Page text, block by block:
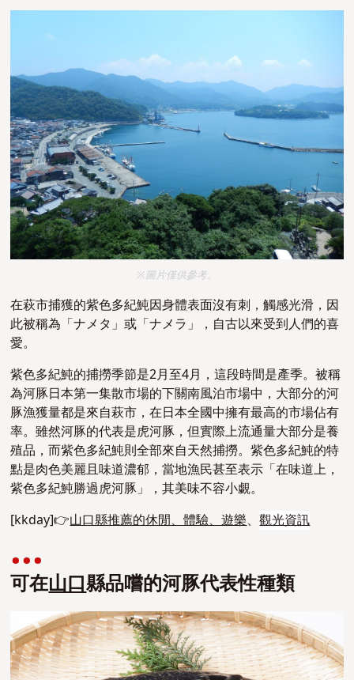
※圖片僅供參考。
在萩市捕獲的紫色多紀魨因身體表面沒有刺，觸感光滑，因
此被稱為「ナメタ」或「ナメラ」，自古以來受到人們的喜
愛。
紫色多紀魨的捕撈季節是2月至4月，這段時間是產季。被稱
為河豚日本第一集散市場的下關南風泊市場中，大部分的河
豚漁獲量都是來自萩市，在日本全國中擁有最高的市場佔有
率。雖然河豚的代表是虎河豚，但實際上流通量大部分是養
殖品，而紫色多紀魨則全部來自天然捕撈。紫色多紀魨的特
點是肉色美麗且味道濃郁，當地漁民甚至表示「在味道上，
紫色多紀魨勝過虎河豚」，其美味不容小覷。
[kkday]👉山口縣推薦的休閒、體驗、遊樂、觀光資訊
可在山口縣品嚐的河豚代表性種類